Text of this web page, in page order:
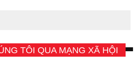
TÔI QUA MẠNG XÃ HỘI